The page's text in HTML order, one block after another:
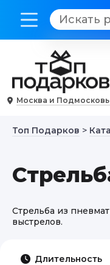
Москва и
Топ Подарков >
Стрельба из
выстрелов.
Длительность